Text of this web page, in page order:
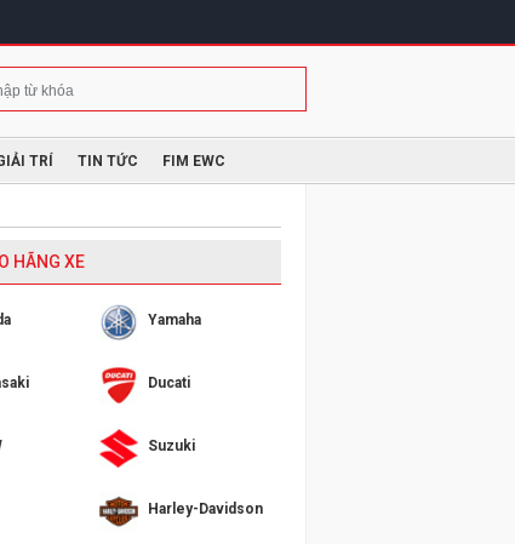
TRÍ TIN TỨC FIM EWC
HÃNG XE
Yamaha
Ducati
Suzuki
Harley-Davidson